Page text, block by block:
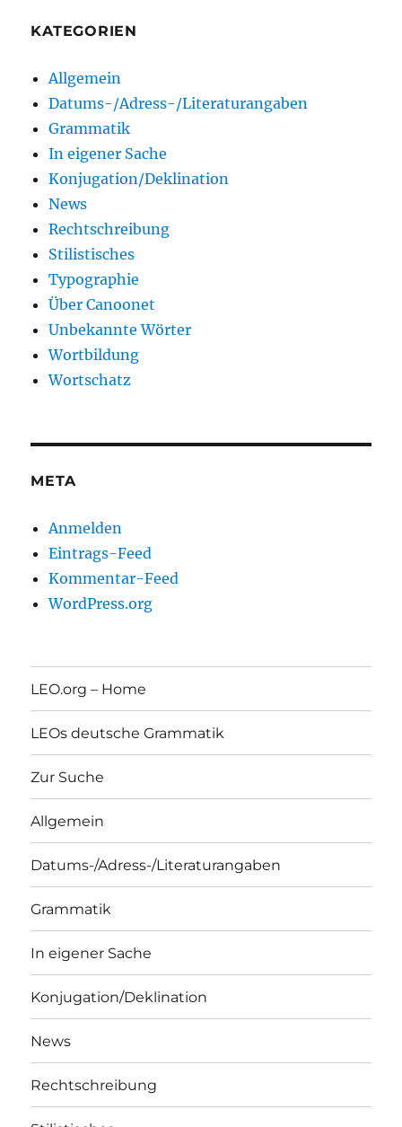
KATEGORIEN
Allgemein
Datums-/Adress-/Literaturangaben
Grammatik
In eigener Sache
Konjugation/Deklination
News
Rechtschreibung
Stilistisches
Typographie
Über Canoonet
Unbekannte Wörter
Wortbildung
Wortschatz
META
Anmelden
Eintrags-Feed
Kommentar-Feed
WordPress.org
LEO.org – Home
LEOs deutsche Grammatik
Zur Suche
Allgemein
Datums-/Adress-/Literaturangaben
Grammatik
In eigener Sache
Konjugation/Deklination
News
Rechtschreibung